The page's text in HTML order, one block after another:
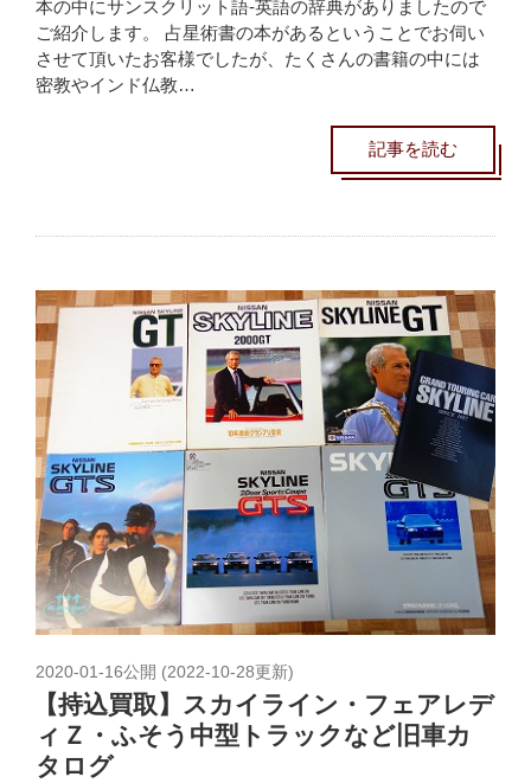
本の中にサンスクリット語-英語の辞典がありましたので
ご紹介します。 占星術書の本があるということでお伺い
させて頂いたお客様でしたが、たくさんの書籍の中には
密教やインド仏教…
記事を読む
2020-01-16公開 (2022-10-28更新)
【持込買取】スカイライン・フェアレデ
ィＺ・ふそう中型トラックなど旧車カ
タログ